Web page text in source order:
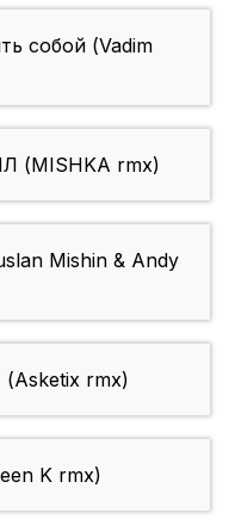
собой (Vadim
(MISHKA rmx)
Mishin & Andy
rmx)
K rmx)